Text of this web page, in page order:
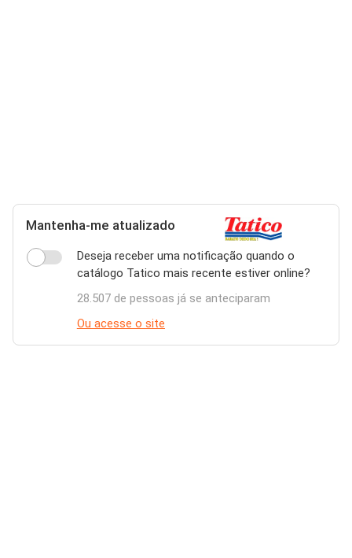
Mantenha-me atualizado
Deseja receber uma notificação quando o
catálogo Tatico mais recente estiver online?
28.507 de pessoas já se anteciparam
Ou acesse o site